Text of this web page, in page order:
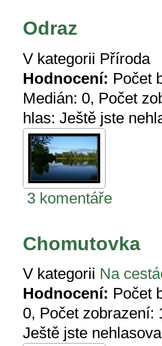
Odraz
V kategorii Příroda
Hodnocení: Počet
Medián: 0, Počet
hlas: Ještě jste
3 komentáře
Chomutovka
V kategorii Na
Hodnocení: Počet
0, Počet zobrazení:
Ještě jste